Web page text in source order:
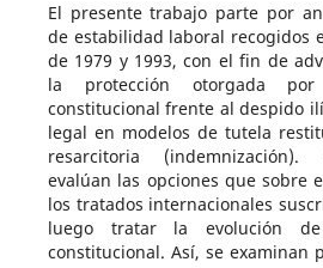
El presente trabajo parte por
de estabilidad laboral recogidos
de 1979 y 1993, con el fin de
la protección otorgada
constitucional frente al despido
legal en modelos de tutela
resarcitoria (indemnización).
evalúan las opciones que sobre
los tratados internacionales
luego tratar la evolución
constitucional. Así, se examinan